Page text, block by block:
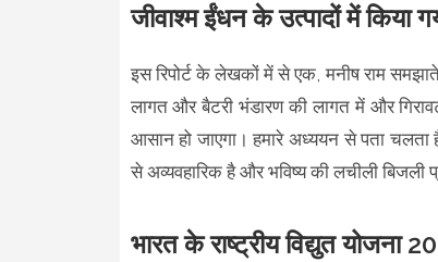
जीवाश्म ईंधन के उत्पादों में किया
इस रिपोर्ट के लेखकों में से एक, मनीष राम
लागत और बैटरी भंडारण की लागत में और
आसान हो जाएगा। हमारे अध्ययन से पता चलता
से अव्यवहारिक है और भविष्य की लचीली बिजली
भारत के राष्ट्रीय विद्युत योजना